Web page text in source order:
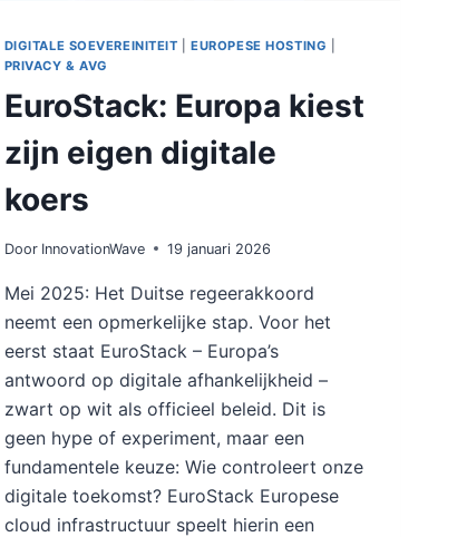
DIGITALE SOEVEREINITEIT |EUROPESE HOSTING
PRIVACY & AVG
EuroStack: Europa kiest
zijn eigen digitale
koers
Door InnovationWave 19 januari 2026
Mei 2025: Het Duitse regeerakkoord
neemt een opmerkelijke stap. Voor het
eerst staat EuroStack – Europa’s
antwoord op digitale afhankelijkheid –
zwart op wit als officieel beleid. Dit is
geen hype of experiment, maar een
fundamentele keuze: Wie controleert onze
digitale toekomst? EuroStack Europese
cloud infrastructuur speelt hierin een